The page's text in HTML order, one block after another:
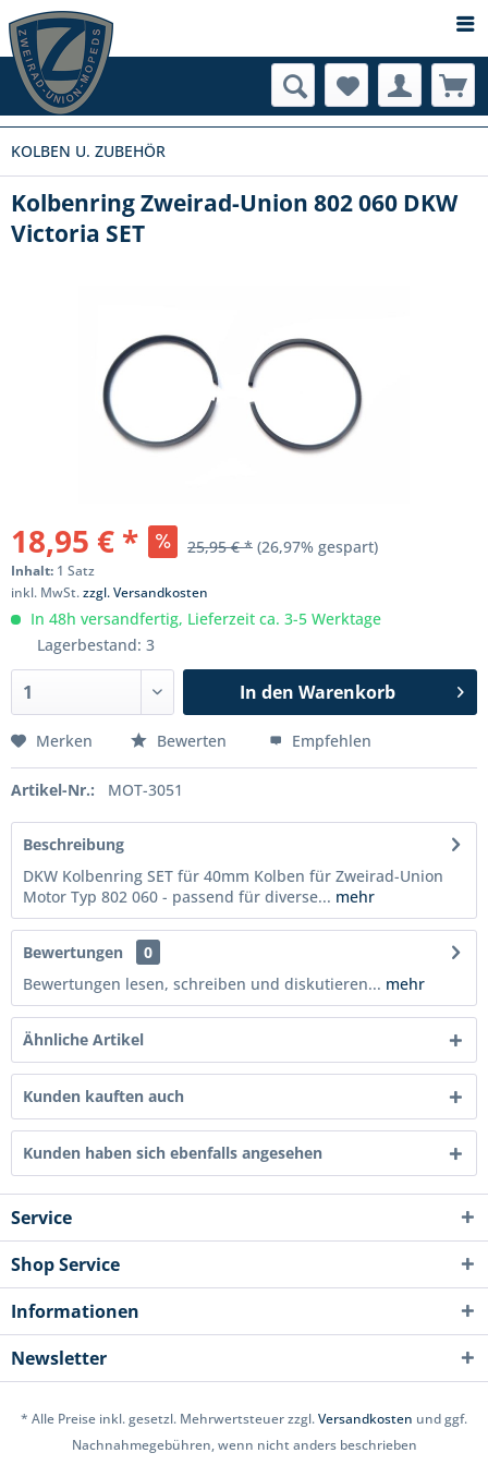
KOLBEN U. ZUBEHÖR
Kolbenring Zweirad-Union 802 060 DKW
Victoria SET
18,95 € * 25,95 € * (26,97% gespart)
Inhalt: 1 Satz
inkl. MwSt.zzgl. Versandkosten
In 48h versandfertig, Lieferzeit ca. 3-5 Werktage
Lagerbestand: 3
In den Warenkorb
Merken Bewerten Empfehlen
Artikel-Nr.: MOT-3051
Beschreibung
DKW Kolbenring SET für 40mm Kolben für Zweirad-Union
Motor Typ 802 060 - passend für diverse... mehr
Bewertungen
0
Bewertungen lesen, schreiben und diskutieren... mehr
Ähnliche Artikel
Kunden kauften auch
Kunden haben sich ebenfalls angesehen
Service
Shop Service
Informationen
Newsletter
* Alle Preise inkl. gesetzl. Mehrwertsteuer zzgl.Versandkosten und ggf.
Nachnahmegebühren, wenn nicht anders beschrieben